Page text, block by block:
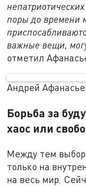
поры до времени
важные вещи,
отметил
Андрей
Борьба за
хаос или
Между тем
только на
на весь мир.